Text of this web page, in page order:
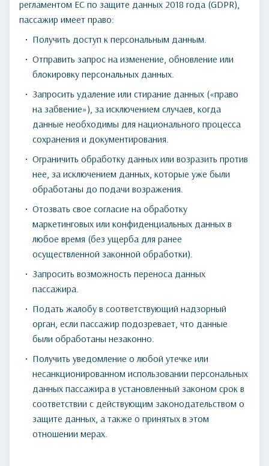
регламентом ЕС по защите данных 2018 года (GDPR),
пассажир имеет право:
Получить доступ к персональным данным.
Отправить запрос на изменение, обновление или
блокировку персональных данных.
Запросить удаление или стирание данных («право
на забвение»), за исключением случаев, когда
данные необходимы для национального процесса
сохранения и документирования.
Ограничить обработку данных или возразить против
нее, за исключением данных, которые уже были
обработаны до подачи возражения.
Отозвать свое согласие на обработку
маркетинговых или конфиденциальных данных в
любое время (без ущерба для ранее
осуществленной законной обработки).
Запросить возможность переноса данных
пассажира.
Подать жалобу в соответствующий надзорный
орган, если пассажир подозревает, что данные
были обработаны незаконно.
Получить уведомление о любой утечке или
несанкционированном использовании персональных
данных пассажира в установленный законом срок в
соответствии с действующим законодательством о
защите данных, а также о принятых в этом
отношении мерах.